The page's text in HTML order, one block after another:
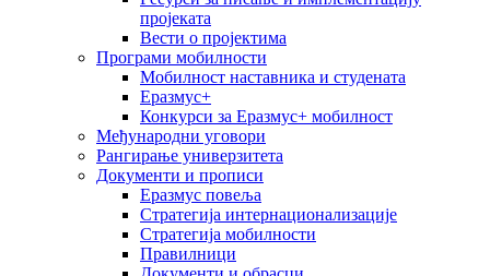
пројеката
Вести о пројектима
Програми мобилности
Мобилност наставника и студената
Еразмус+
Конкурси за Еразмус+ мобилност
Међународни уговори
Рангирање универзитета
Документи и прописи
Еразмус повеља
Стратегија интернационализације
Стратегија мобилности
Правилници